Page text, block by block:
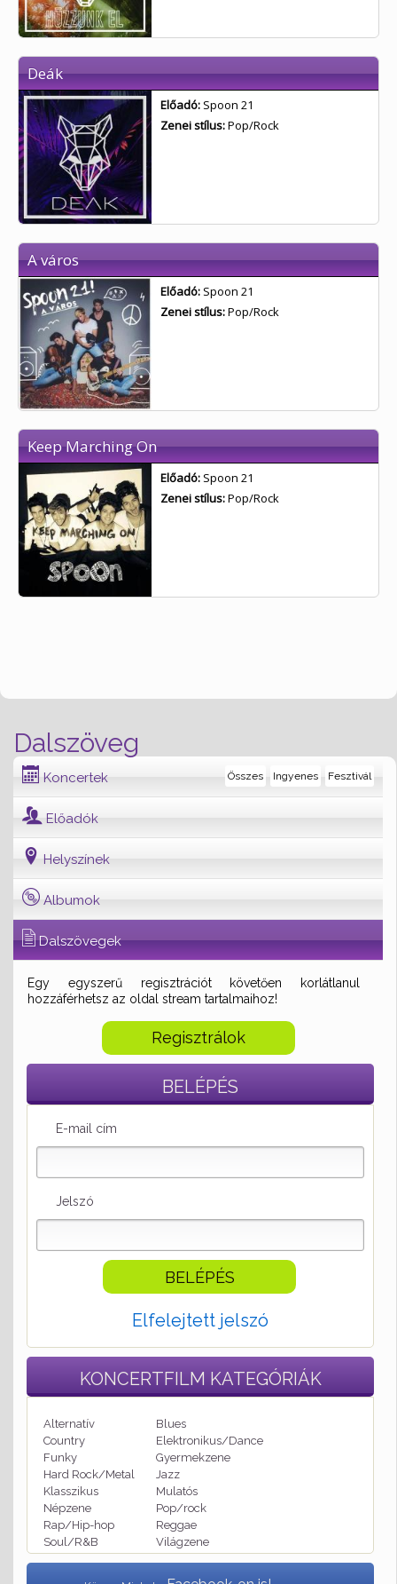
Dalszöveg
Koncertek Fesztivál
Ingyenes
Összes
Előadók
Helyszínek
Albumok
Dalszövegek
Egy egyszerű regisztrációt követően korlátlanul
hozzáférhetsz az oldal stream tartalmaihoz!
Regisztrálok
BELÉPÉS
E-mail cím
Jelszó
Elfelejtett jelszó
KONCERTFILM KATEGÓRIÁK
Alternatív
Blues
Country
Elektronikus/Dance
Funky
Gyermekzene
Hard Rock/Metal
Jazz
Klasszikus
Mulatós
Népzene
Pop/rock
Rap/Hip-hop
Reggae
Soul/R&B
Világzene
Deák
Előadó: Spoon 21
Zenei stílus:Pop/Rock
A város
Előadó: Spoon 21
Zenei stílus:Pop/Rock
Keep Marching On
Előadó: Spoon 21
Zenei stílus:Pop/Rock